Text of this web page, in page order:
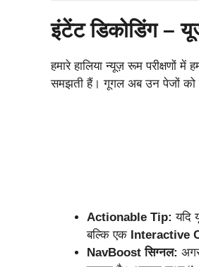
इंटेंट डिकोडिंग –
हमारे हालिया न्यूज़ रूम परीक्षणों
समझती हैं। गूगल अब उन पेजों को
Actionable Tip: यदि
बल्कि एक Interactive
NavBoost सिग्नल: